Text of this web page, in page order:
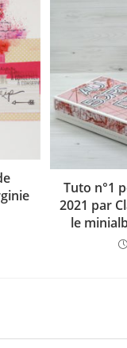
Tuto n°1
2021 par
le